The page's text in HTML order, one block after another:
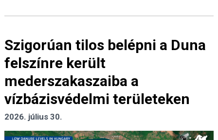
Szigorúan tilos belépni a Duna
felszínre került
mederszakaszaiba a
vízbázisvédelmi területeken
2026. július 30.